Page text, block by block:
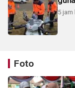
5 jam
Foto